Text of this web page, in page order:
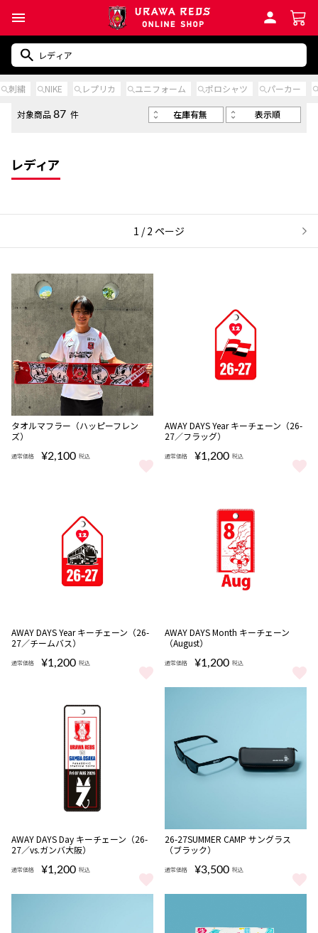
刺繍 NIKE レプリカ ユニフォーム ポロシャツ パーカー
レディア
対象商品87 件 在庫有無 表示順
1 / 2 ページ 次
NEW
タオルマフラー（ハッピーフレン
ズ）
通常価格 ¥2,100 税込
タオルマフラー（ハッピーフレンズ） をもっと見る
AWAY DAYS Year キーチェーン（26-
27／フラッグ）
通常価格 ¥1,200 税込
AWAY DAYS Year キーチェーン
AWAY DAYS Year キーチェーン（26-
27／チームバス）
通常価格 ¥1,200 税込
AWAY DAYS Year キーチェーン（26-27／チームバス） をもっと見る
AWAY DAYS Month キーチェーン
（August）
通常価格 ¥1,200 税込
AWAY DAYS Month キーチェー
AWAY DAYS Day キーチェーン（26-
27／vs.ガンバ大阪）
通常価格 ¥1,200 税込
AWAY DAYS Day キーチェーン（26-27／vs.ガンバ大阪） をもっと見
完売
26-27SUMMER CAMP サングラス
（ブラック）
通常価格 ¥3,500 税込
26-27SUMMER CAMP サングラ